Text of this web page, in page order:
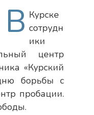
В Курске
сотрудн
ики
центр
«Курский
борьбы с
пробации.